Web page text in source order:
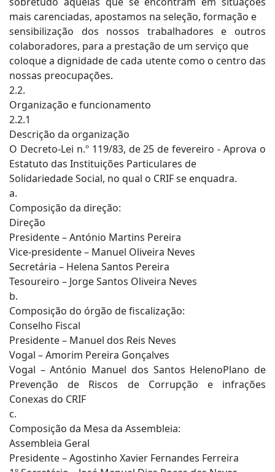
mais carenciadas, apostamos na seleção, formação e
sensibilização dos nossos trabalhadores e outros
colaboradores, para a prestação de um serviço que
coloque a dignidade de cada utente como o centro das
nossas preocupações.
2.2.
Organização e funcionamento
2.2.1
Descrição da organização
O Decreto-Lei n.º 119/83, de 25 de fevereiro - Aprova o
Estatuto das Instituições Particulares de
Solidariedade Social, no qual o CRIF se enquadra.
a.
Composição da direção:
Direção
Presidente – António Martins Pereira
Vice-presidente – Manuel Oliveira Neves
Secretária – Helena Santos Pereira
Tesoureiro – Jorge Santos Oliveira Neves
b.
Composição do órgão de fiscalização:
Conselho Fiscal
Presidente – Manuel dos Reis Neves
Vogal – Amorim Pereira Gonçalves
Vogal – António Manuel dos Santos HelenoPlano de
Prevenção de Riscos de Corrupção e infrações
Conexas do CRIF
c.
Composição da Mesa da Assembleia:
Assembleia Geral
Presidente – Agostinho Xavier Fernandes Ferreira